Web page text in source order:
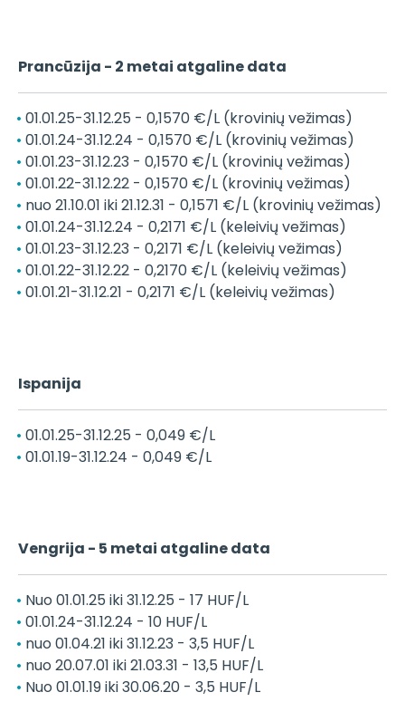
Prancūzija - 2 metai atgaline data
01.01.25-31.12.25 - 0,1570 €/L (krovinių vežimas)
01.01.24-31.12.24 - 0,1570 €/L (krovinių vežimas)
01.01.23-31.12.23 - 0,1570 €/L (krovinių vežimas)
01.01.22-31.12.22 - 0,1570 €/L (krovinių vežimas)
nuo 21.10.01 iki 21.12.31 - 0,1571 €/L (krovinių vežimas)
01.01.24-31.12.24 - 0,2171 €/L (keleivių vežimas)
01.01.23-31.12.23 - 0,2171 €/L (keleivių vežimas)
01.01.22-31.12.22 - 0,2170 €/L (keleivių vežimas)
01.01.21-31.12.21 - 0,2171 €/L (keleivių vežimas)
Ispanija
01.01.25-31.12.25 - 0,049 €/L
01.01.19-31.12.24 - 0,049 €/L
Vengrija - 5 metai atgaline data
Nuo 01.01.25 iki 31.12.25 - 17 HUF/L
01.01.24-31.12.24 - 10 HUF/L
nuo 01.04.21 iki 31.12.23 - 3,5 HUF/L
nuo 20.07.01 iki 21.03.31 - 13,5 HUF/L
Nuo 01.01.19 iki 30.06.20 - 3,5 HUF/L